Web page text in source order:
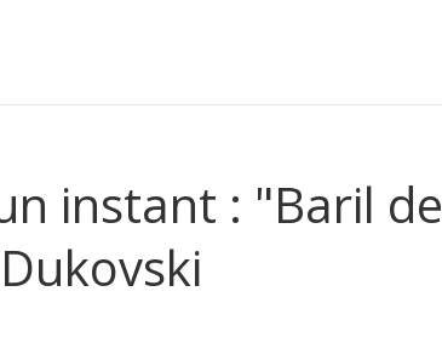
instant : "Baril de